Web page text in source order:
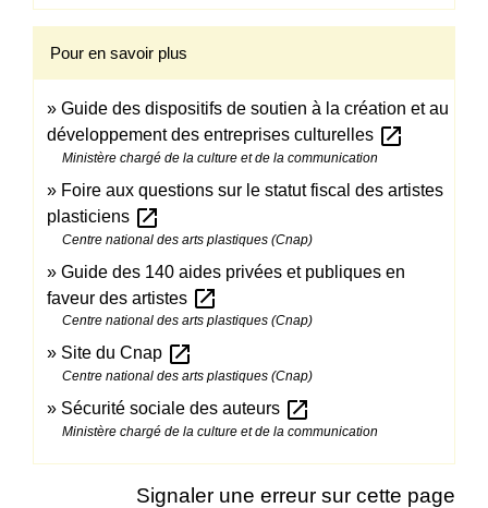
Pour en savoir plus
Guide des dispositifs de soutien à la création et au
développement des entreprises culturelles open_in_new
Ministère chargé de la culture et de la communication
Foire aux questions sur le statut fiscal des artistes
plasticiens open_in_new
Centre national des arts plastiques (Cnap)
Guide des 140 aides privées et publiques en
faveur des artistes open_in_new
Centre national des arts plastiques (Cnap)
Site du Cnap open_in_new
Centre national des arts plastiques (Cnap)
Sécurité sociale des auteurs open_in_new
Ministère chargé de la culture et de la communication
Signaler une erreur sur cette page